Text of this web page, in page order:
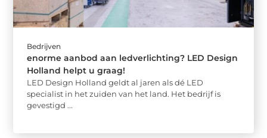
Bedrijven
enorme aanbod aan ledverlichting? LED Design
Holland helpt u graag!
LED Design Holland geldt al jaren als dé LED
specialist in het zuiden van het land. Het bedrijf is
gevestigd ...